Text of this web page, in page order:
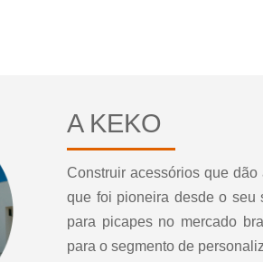
A KEKO
Construir acessórios que
que foi pioneira desde o seu
para picapes no mercado
para o segmento de